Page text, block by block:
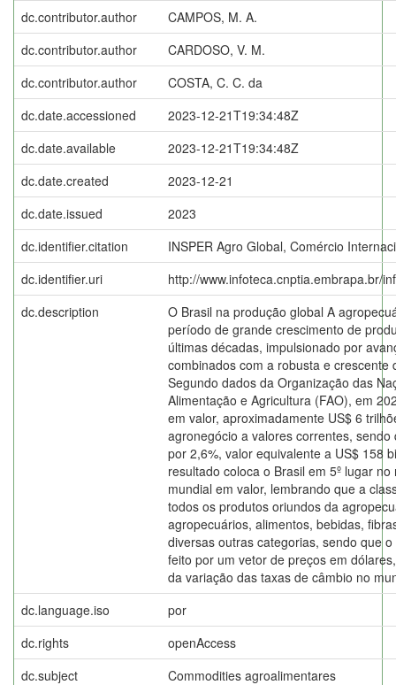
dc.contributor.author
CAMPOS, M. A.
dc.contributor.author
CARDOSO, V. M.
dc.contributor.author
COSTA, C. C. da
dc.date.accessioned
2023-12-21T19:34:48Z
dc.date.available
2023-12-21T19:34:48Z
dc.date.created
2023-12-21
dc.date.issued
2023
dc.identifier.citation
INSPER Agro Global, Comércio
dc.identifier.uri
http://www.infoteca.cnptia.embrapa.br/
dc.description
O Brasil na produção global A
período de grande crescimento de
últimas décadas, impulsionado por
combinados com a robusta e crescente
Segundo dados da Organização das
Alimentação e Agricultura (FAO), em
em valor, aproximadamente US$ 6
agronegócio a valores correntes,
por 2,6%, valor equivalente a US$ 158
resultado coloca o Brasil em 5º lugar
mundial em valor, lembrando que a
todos os produtos oriundos da
agropecuários, alimentos, bebidas,
diversas outras categorias, sendo que
feito por um vetor de preços em
da variação das taxas de câmbio no
dc.language.iso
por
dc.rights
openAccess
dc.subject
Commodities agroalimentares